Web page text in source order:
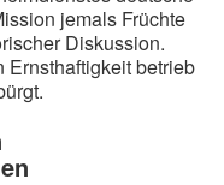
jemals Früchte
Diskussion.
Ernsthaftigkeit betrieb